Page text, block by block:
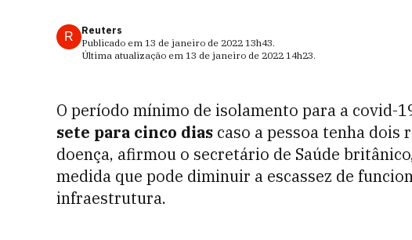
R
Reuters
Publicado em 13 de janeiro de 2022 13h43.
Última atualização em 13 de janeiro de 2022 14h23.
O período mínimo de isolamento para a covid-
sete para cinco dias caso a pessoa tenha dois
doença, afirmou o secretário de Saúde
medida que pode diminuir a escassez de
infraestrutura.